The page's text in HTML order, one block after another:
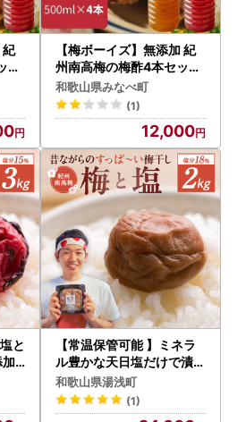
紀
ト
【梅ボーイズ】無添加 紀
州南高梅の梅酢4本セット
（白・紫蘇）天日塩使用
【umehkr023】
和歌山県みなべ町
(1)
12,000
と
加
【常温保管可能 】ミネラ
ル豊かな天日塩だけで漬け
た無添加梅干し2kg 梅ボ
ーイズ｜南高梅 B201_EP
6024
和歌山県湯浅町
(1)